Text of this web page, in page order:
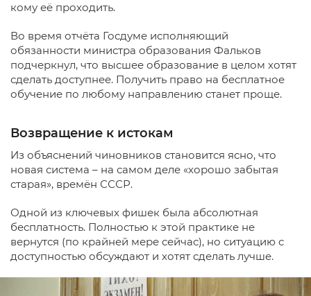
кому её проходить.
Во время отчёта Госдуме исполняющий
обязанности министра образования Фальков
подчеркнул, что высшее образование в целом хотят
сделать доступнее. Получить право на бесплатное
обучение по любому направлению станет проще.
Возвращение к истокам
Из объяснений чиновников становится ясно, что
новая система – на самом деле «хорошо забытая
старая», времён СССР.
Одной из ключевых фишек была абсолютная
бесплатность. Полностью к этой практике не
вернутся (по крайней мере сейчас), но ситуацию с
доступностью обсуждают и хотят сделать лучше.